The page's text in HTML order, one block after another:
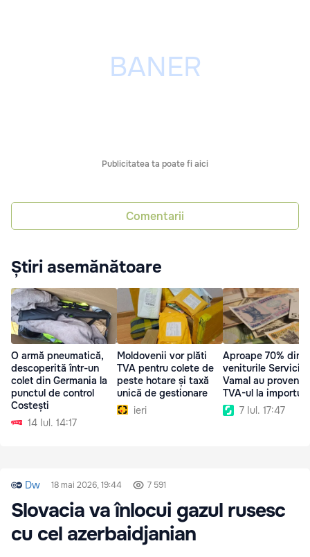
Publicitatea ta poate fi aici
Comentarii
Știri asemănătoare
O armă pneumatică,
descoperită într-un
colet din Germania la
punctul de control
Costești
14 Iul. 14:17
Moldovenii vor plăti
TVA pentru colete de
peste hotare și taxă
unică de gestionare
ieri
Aproape 70% din
veniturile
Vamal au provenit
TVA-ul la importuri
7 Iul. 17:47
Dw 18 mai 2026, 19:44 7 591
Slovacia va înlocui gazul rusesc
cu cel azerbaidjanian